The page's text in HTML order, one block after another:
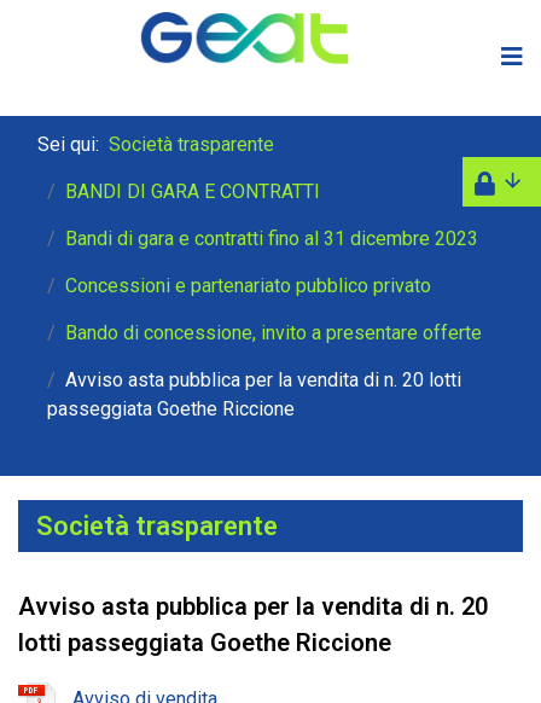
Sei qui: Società trasparente
BANDI DI GARA E CONTRATTI
Bandi di gara e contratti fino al 31 dicembre 2023
Concessioni e partenariato pubblico privato
Bando di concessione, invito a presentare offerte
Avviso asta pubblica per la vendita di n. 20 lotti
passeggiata Goethe Riccione
Società trasparente
Avviso asta pubblica per la vendita di n. 20
lotti passeggiata Goethe Riccione